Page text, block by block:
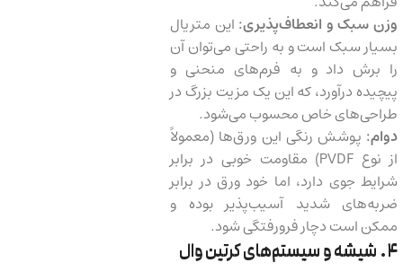
وزن سبک و انعطاف‌پذیری: این متریال
بسیار سبک است و به راحتی می‌توان آن
را برش داد و به فرم‌های منحنی و
پیچیده درآورد، که این یک مزیت بزرگ در
طراحی‌های خاص محسوب می‌شود.
دوام: پوشش رنگی این ورق‌ها (معمولاً
از نوع PVDF) مقاومت خوبی در برابر
شرایط جوی دارد، اما خود ورق در برابر
ضربه‌های شدید آسیب‌پذیر بوده و
ممکن است دچار فرورفتگی شود.
۴. شیشه و سیستم‌های کرتین وال